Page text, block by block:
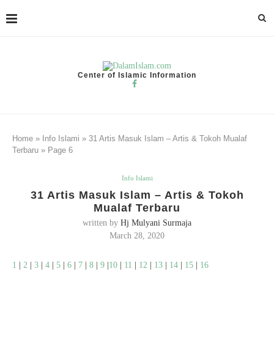
Center of Islamic Information
Home » Info Islami » 31 Artis Masuk Islam – Artis & Tokoh Mualaf
Terbaru » Page 6
Info Islami
31 Artis Masuk Islam – Artis & Tokoh
Mualaf Terbaru
written by Hj Mulyani Surmaja
March 28, 2020
1 2 3 4 5 6 7 8 9 10 11 12 13 14 15 16